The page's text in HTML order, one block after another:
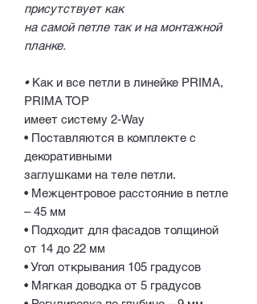
присутствует как
на самой петле так и на монтажной
планке.
•Как и все петли в линейке PRIMA,
PRIMA TOP
имеет систему 2-Way
• Поставляются в комплекте с
декоративными
заглушками на теле петли.
• Межцентровое расстояние в петле
– 45 мм
• Подходит для фасадов толщиной
от 14 до 22 мм
• Угол открывания 105 градусов
• Мягкая доводка от 5 градусов